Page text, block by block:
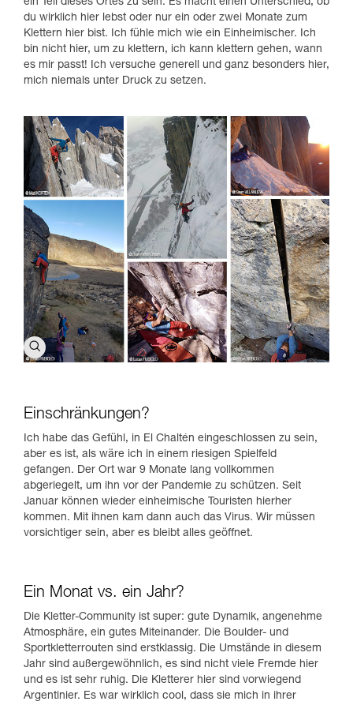
ein Teil dieses Ortes zu sein. Es macht einen Unterschied, ob
du wirklich hier lebst oder nur ein oder zwei Monate zum
Klettern hier bist. Ich fühle mich wie ein Einheimischer. Ich
bin nicht hier, um zu klettern, ich kann klettern gehen, wann
es mir passt! Ich versuche generell und ganz besonders hier,
mich niemals unter Druck zu setzen.
Einschränkungen?
Ich habe das Gefühl, in El Chaltén eingeschlossen zu sein,
aber es ist, als wäre ich in einem riesigen Spielfeld
gefangen. Der Ort war 9 Monate lang vollkommen
abgeriegelt, um ihn vor der Pandemie zu schützen. Seit
Januar können wieder einheimische Touristen hierher
kommen. Mit ihnen kam dann auch das Virus. Wir müssen
vorsichtiger sein, aber es bleibt alles geöffnet.
Ein Monat vs. ein Jahr?
Die Kletter-Community ist super: gute Dynamik, angenehme
Atmosphäre, ein gutes Miteinander. Die Boulder- und
Sportkletterrouten sind erstklassig. Die Umstände in diesem
Jahr sind außergewöhnlich, es sind nicht viele Fremde hier
und es ist sehr ruhig. Die Kletterer hier sind vorwiegend
Argentinier. Es war wirklich cool, dass sie mich in ihrer